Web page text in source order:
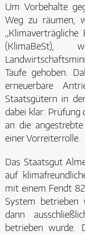
Um Vorbehalte
Weg zu räumen,
(KlimaBeSt),
Taufe gehoben.
erneuerbare
Staatsgütern in
dabei klar: Prüfung
an die
einer Vorreiterrolle.
Das Staatsgut
auf
mit einem Fendt
System betrieben
dann
betrieben wurde.